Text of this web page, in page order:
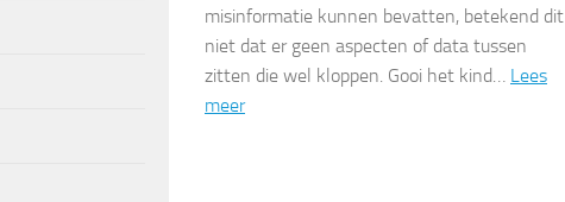
misinformatie kunnen bevatten, betekend dit
niet dat er geen aspecten of data tussen
zitten die wel kloppen. Gooi het kind… Lees
meer